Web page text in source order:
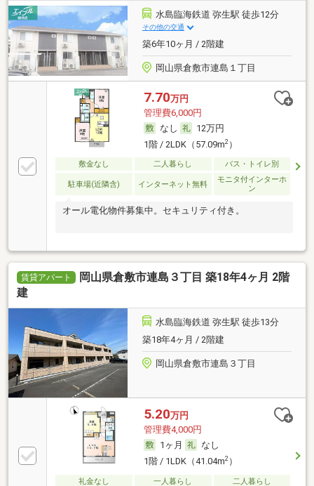
水島臨海鉄道 弥生駅 徒歩12分
その他の交通
築6年10ヶ月 / 2階建
岡山県倉敷市連島１丁目
7.70万円
管理費6,000円
なし
12万円
1階 / 2LDK（57.09m2）
敷金なし 二人暮らし バス・トイレ別
駐車場(近隣含) インターネット無料
モニタ付インターホ
ン
オール電化物件募集中。セキュリティ付き。
賃貸アパート
岡山県倉敷市連島３丁目 築18年4ヶ月 2階
建
水島臨海鉄道 弥生駅 徒歩13分
築18年4ヶ月 / 2階建
岡山県倉敷市連島３丁目
5.20万円
管理費4,000円
1ヶ月
なし
1階 / 1LDK（41.04m2）
礼金なし 一人暮らし 二人暮らし